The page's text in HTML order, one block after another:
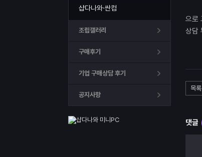
샵다나와·싼컴
조립갤러리
구매후기
기업 구매상담 후기
공지사항
으로
상담
목록
댓글